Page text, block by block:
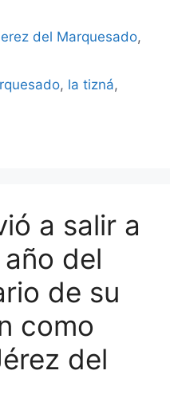
del Marquesado,
, la tizná,
a salir a
del
de su
como
del